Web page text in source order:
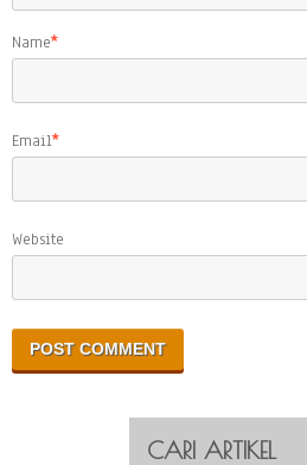
Name*
Email*
Website
CARI ARTIKEL